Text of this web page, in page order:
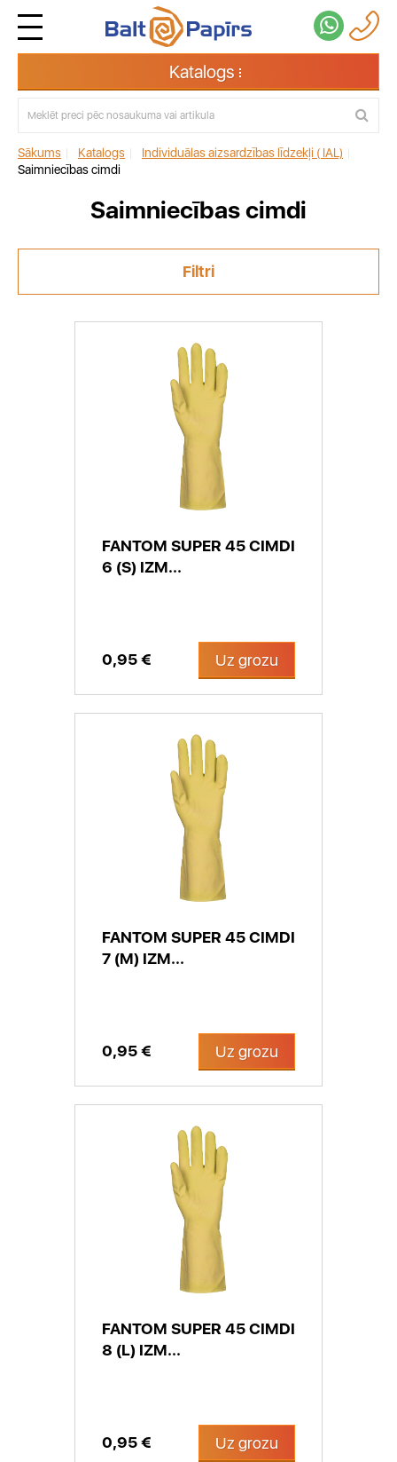
Katalogs
Sākums Katalogs Individuālas aizsardzības līdzekļi ( IAL)
Saimniecības cimdi
Saimniecības cimdi
Filtri
FANTOM SUPER 45 CIMDI
6 (S) IZM...
0,95 € Uz grozu
FANTOM SUPER 45 CIMDI
7 (M) IZM...
0,95 € Uz grozu
FANTOM SUPER 45 CIMDI
8 (L) IZM...
0,95 € Uz grozu